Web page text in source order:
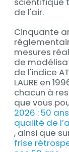
de l'air.
Cinquante
mesures
de
de l'indice
LAURE en
chacun à
que vous
2026 : 50
qualité de
, ainsi que
frise